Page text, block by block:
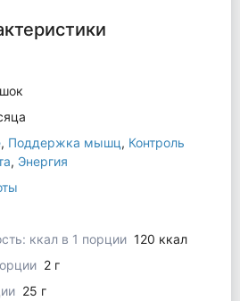
, Поддержка мышц, Контроль
, Энергия
ккал в 1 порции 120 ккал
2 г
25 г